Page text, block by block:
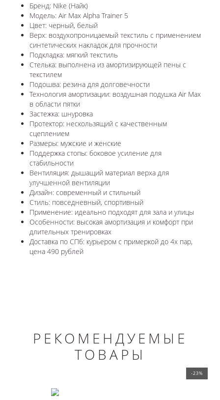
Бренд: Nike (Найк)
Модель: Air Max Alpha Trainer 5
Цвет: черный, белый
Верх: воздухопроницаемый текстиль с применением
синтетических накладок для прочности
Подкладка: мягкий текстиль
Стелька: выполнена из амортизирующей пены с
текстилем
Подошва: резина для долговечности
Технология амортизации: воздушная подушка Air Max
в области пятки
Застежка: шнуровка
Протектор: нескользящий с качественным
сцеплением
Размеры: мужские и женские
Поддержка стопы: боковое усиление для
стабильности
Вентиляция: дышащий материал верха для
улучшенной вентиляции
Дизайн: современный и стильный
Стиль: повседневный, спортивный
Применение: идеально подходят для зала и улицы
Особенности: высокая амортизация и комфорт при
длительных тренировках
Доставка по СПб: курьером с примеркой до 4х пар,
цена 490 рублей
РЕКОМЕНДУЕМЫЕ
ТОВАРЫ
-23%